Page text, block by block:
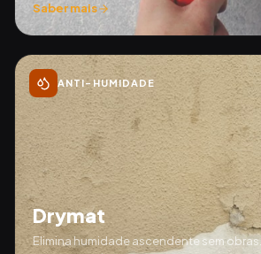
Saber mais
ANTI-HUMIDADE
Drymat
Elimina humidade ascendente sem